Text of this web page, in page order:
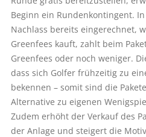
Beginn ein Rundenkontingent.
Nachlass bereits eingerechnet,
Greenfees kauft, zahlt beim
Greenfees oder noch weniger.
dass sich Golfer frühzeitig zu
bekennen – somit sind die
Alternative zu eigenen
Zudem erhöht der Verkauf des
der Anlage und steigert die